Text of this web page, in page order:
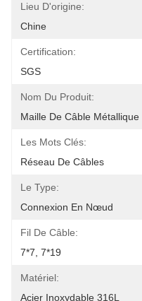
Lieu D'origine:
Chine
Certification:
SGS
Nom Du Produit:
Maille De Câble Métallique
Les Mots Clés:
Réseau De Câbles
Le Type:
Connexion En Nœud
Fil De Câble:
7*7, 7*19
Matériel:
Acier Inoxydable 316L